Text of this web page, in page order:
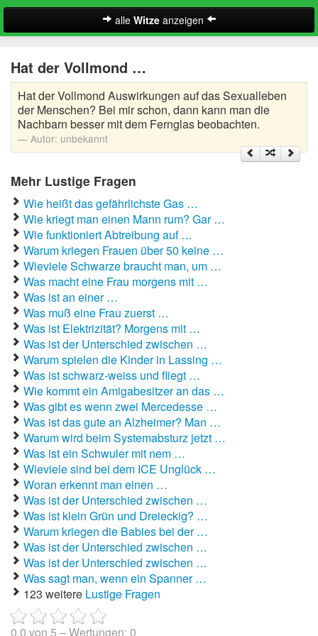
alle Witzeanzeigen
A-Klasse Witze
Akademiker Witze
Al Bundy Sprüche
Anrufbeantworter Ansagen
Antiwitze
Anwaltswitze
Arbeitswitze
Arztwitze
Autoaufkleber Sprüche
Bankerwitze
Bart Simpson Sprüche
Bauernregeln
Bauernwitze
Bayern Witze
Beamtenwitze
Bierwitze
Bill Clinton Witze
Blondinenwitze
Hat der Vollmond …
Hat der Vollmond Auswirkungen auf das Sexualleben
der Menschen? Bei mir schon, dann kann man die
Nachbarn besser mit dem Fernglas beobachten.
Autor: unbekannt
Mehr Lustige Fragen
Wie heißt das gefährlichste Gas …
Wie kriegt man einen Mann rum? Gar …
Wie funktioniert Abtreibung auf …
Warum kriegen Frauen über 50 keine …
Wieviele Schwarze braucht man, um …
Was macht eine Frau morgens mit …
Was ist an einer …
Was muß eine Frau zuerst …
Was ist Elektrizität? Morgens mit …
Was ist der Unterschied zwischen …
Warum spielen die Kinder in Lassing …
Was ist schwarz-weiss und fliegt …
Wie kommt ein Amigabesitzer an das …
Was gibt es wenn zwei Mercedesse …
Was ist das gute an Alzheimer? Man …
Warum wird beim Systemabsturz jetzt …
Was ist ein Schwuler mit nem …
Wieviele sind bei dem ICE Unglück …
Woran erkennt man einen …
Was ist der Unterschied zwischen …
Was ist klein Grün und Dreieckig? …
Warum kriegen die Babies bei der …
Was ist der Unterschied zwischen …
Was ist der Unterschied zwischen …
Was sagt man, wenn ein Spanner …
123 weitere Lustige Fragen
0.0 von 5 – Wertungen: 0